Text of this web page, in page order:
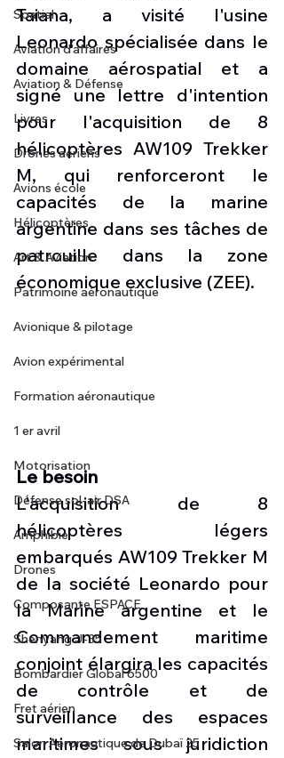
Spatial
Aviation d'affaires
Aviation & Défense
Livres
Drones aériens
Avions école
Hélicoptères
Art & Aviation
Patrimoine aéronautique
Avionique & pilotage
Avion expérimental
Formation aéronautique
1 er avril
Motorisation
Défense sol-air DSA
Amphibie
Drones
Composante ESPACE
Shenyang J-35
Bombardier Global 6500
Fret aérien
Salon Aéronautique de Dubaï 25
Taiana, a visité l'usine
Leonardo spécialisée dans le
domaine aérospatial et a
signé une lettre d'intention
pour l'acquisition de 8
hélicoptères AW109 Trekker
M, qui renforceront le
capacités de la marine
argentine dans ses tâches de
patrouille dans la zone
économique exclusive (ZEE).
Le besoin
L'acquisition de 8
hélicoptères légers
embarqués AW109 Trekker M
de la société Leonardo pour
la Marine argentine et le
Commandement maritime
conjoint élargira les capacités
de contrôle et de
surveillance des espaces
maritimes sous juridiction